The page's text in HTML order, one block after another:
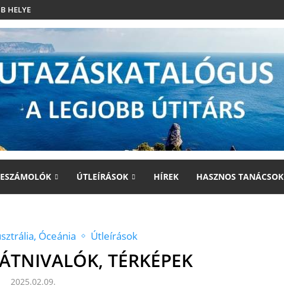
HELYE
ÚTLEÍRÁSOK HÍREK HASZNOS TANÁCSOK
Óceánia Útleírások
TÉRKÉPEK
2025.02.09.